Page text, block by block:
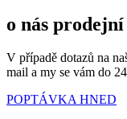
o nás
V případě dotazů na
mail a my se vám do
POPTÁVKA HNED